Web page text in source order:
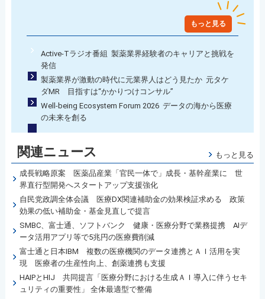
もっと見る
Active-Tラジオ番組 製薬業界経験者のキャリアと挑戦を
発信
製薬業界が激動の時代に元業界人はどう見たか 元タケ
ダMR 目指すは“かかりつけコンサル”
Well-being Ecosystem Forum 2026 データの海から医療
の未来を創る
関連ニュース もっと見る
成長戦略原案 医薬品産業「官民一体で」成長・基幹産業に 世
界直行型開発へスタートアップ支援強化
自民党政調全体会議 医療DX関連補助金の効果検証求める 政策
効果の低い補助金・基金見直しで提言
SMBC、富士通、ソフトバンク 健康・医療分野で業務提携 AIデ
ータ活用アプリ等で5兆円の医療費削減
富士通と日本IBM 複数の医療機関のデータ連携とＡＩ活用を実
現 医療者の生産性向上、創薬連携も支援
HAIPとHIJ 共同提言「医療分野における生成ＡＩ導入に伴うセキ
ュリティの重要性」 全体最適型で整備